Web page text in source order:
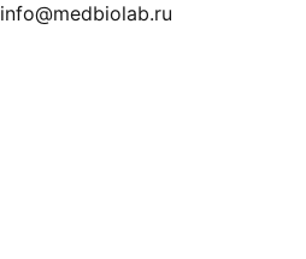
info@medbiolab.ru